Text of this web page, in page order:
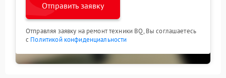
Отправить заявку
Отправляя заявку на ремонт техники BQ, Вы соглашаетесь
с Политикой конфиденциальности